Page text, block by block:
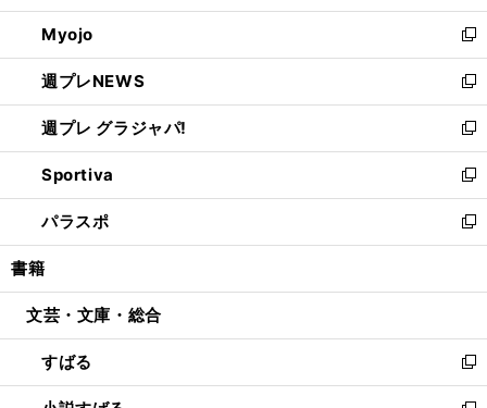
開
く
ウ
で
開
く
ン
ド
ウ
で
開
く
ウ
ィ
ン
ド
ウ
で
開
く
Myojo
新
し
い
ウ
ィ
ン
ド
ウ
で
開
週プレNEWS
新
し
い
ウ
ィ
ン
ド
ウ
開
週プレ グラジャパ!
新
し
い
ウ
ィ
ン
ウ
開
く
Sportiva
新
し
い
ウ
ン
ウ
で
開
パラスポ
新
し
ウ
ン
ド
ウ
書籍
文芸・文庫・総合
すばる
新
し